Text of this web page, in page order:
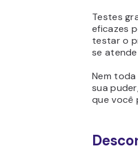
Testes
eficazes
testar o
se
Nem
sua
que você